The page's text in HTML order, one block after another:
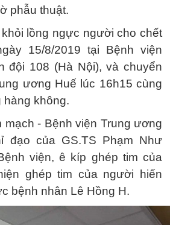
phẫu thuật.
lồng ngực người cho chết
15/8/2019 tại Bệnh viện
đội 108 (Hà Nội), và chuyển
ương Huế lúc 16h15 cùng
không.
mạch - Bệnh viện Trung ương
đạo của GS.TS Phạm Như
viện, ê kíp ghép tim của
ghép tim của người hiến
bệnh nhân Lê Hồng H.